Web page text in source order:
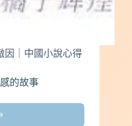
因｜中國小說心得
的故事